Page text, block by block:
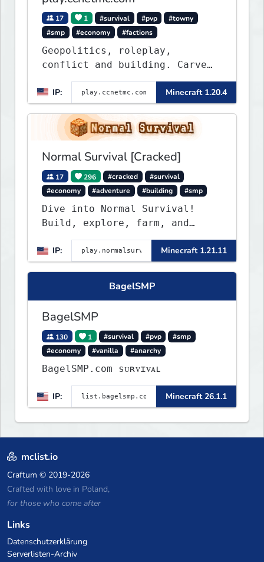
17 1 #survival #pvp
#towny
#smp
#economy #factions
Geopolitics, roleplay,
conflict and building. Carve
map of Earth using tanks,
warships, guns and more.
Express your creative side by
building cities that the world
will envy.
IP: Minecraft 1.20.4
Normal Survival [Cracked]
17 296 #cracked
#survival
#economy
#adventure #building #smp
Dive into Normal Survival!
Build, explore, farm, and
create with a friendly
community. Enjoy weekly
updates, new features, and
endless adventures!
IP: Minecraft 1.21.11
BagelSMP
BagelSMP
130 1 #survival #pvp
#smp
#economy
#vanilla #anarchy
BagelSMP.com ѕᴜʀᴠɪᴠᴀʟ
IP: Minecraft 26.1.1
mclist.io
Craftum © 2019-2026
Crafted with love in Poland,
for those who come after
Links
Datenschutzerklärung
Serverlisten-Archiv